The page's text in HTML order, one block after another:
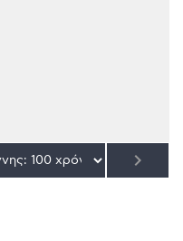
keyboard_arrow_right